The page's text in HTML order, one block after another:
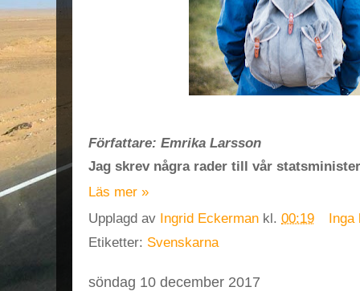
Författare: Emrika Larsson
Jag skrev några rader till vår
Läs mer »
Upplagd av Ingrid Eckerman kl. 00:19
Inga
Etiketter: Svenskarna
söndag 10 december 2017